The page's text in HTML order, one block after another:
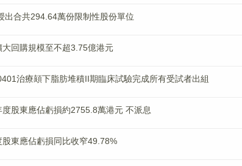
出合共294.64萬份限制性股份單位
回購規模至不超3.75億港元
治療頦下脂肪堆積II期臨床試驗完成所有受試者出組
股東應佔虧損約2755.8萬港元 不派息
東應佔虧損同比收窄49.78%